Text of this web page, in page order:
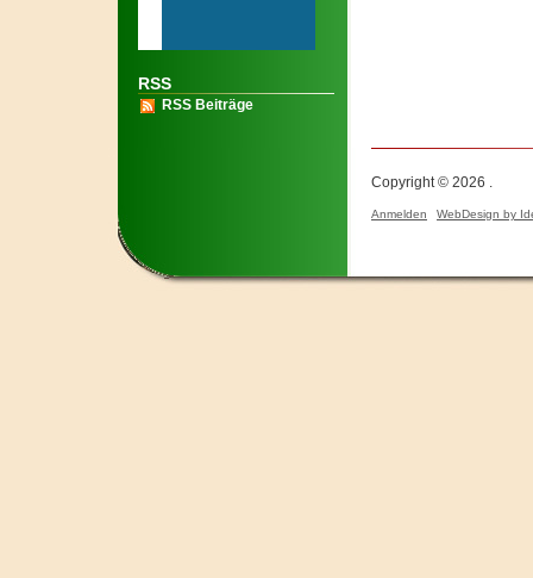
RSS
RSS Beiträge
Copyright © 2026 .
Anmelden WebDesign by